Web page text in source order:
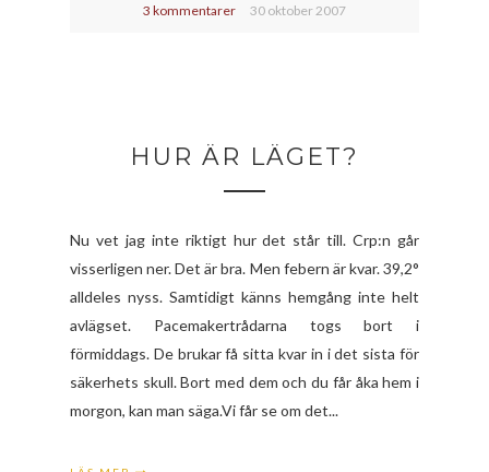
3 kommentarer 30 oktober 2007
HUR ÄR LÄGET?
Nu vet jag inte riktigt hur det står till. Crp:n går
visserligen ner. Det är bra. Men febern är kvar. 39,2°
alldeles nyss. Samtidigt känns hemgång inte helt
avlägset. Pacemakertrådarna togs bort i
förmiddags. De brukar få sitta kvar in i det sista för
säkerhets skull. Bort med dem och du får åka hem i
morgon, kan man säga.Vi får se om det...